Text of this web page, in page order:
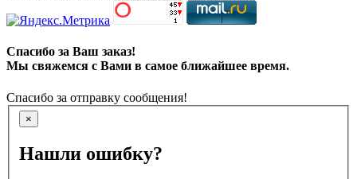
Спасибо за Ваш заказ!
Мы свяжемся с Вами в самое ближайшее время.
Спасибо за отправку сообщения!
×
Нашли ошибку?